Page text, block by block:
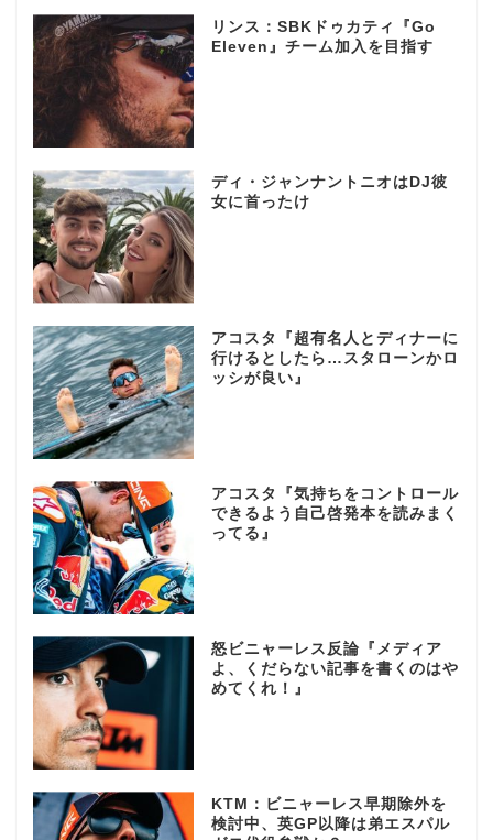
リンス：SBKドゥカティ『Go
Eleven』チーム加入を目指す
ディ・ジャンナントニオはDJ彼
女に首ったけ
アコスタ『超有名人とディナーに
行けるとしたら…スタローンかロ
ッシが良い』
アコスタ『気持ちをコントロール
できるよう自己啓発本を読みまく
ってる』
怒ビニャーレス反論『メディア
よ、くだらない記事を書くのはや
めてくれ！』
KTM：ビニャーレス早期除外を
検討中、英GP以降は弟エスパル